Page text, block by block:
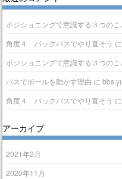
ポジショニングで意識する３つのこ
角度４ バックパスでやり直そう
ポジショニングで意識する３つのこ
パスでボールを動かす理由 に
角度４ バックパスでやり直そう
アーカイブ
2021年2月
2020年11月